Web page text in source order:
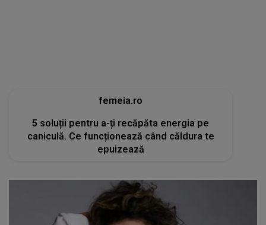
femeia.ro
5 soluții pentru a-ți recăpăta energia pe
caniculă. Ce funcționează când căldura te
epuizează